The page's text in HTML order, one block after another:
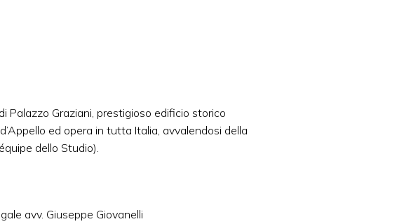
Palazzo Graziani, prestigioso edificio storico
ed opera in tutta Italia, avvalendosi della
dello Studio).
avv. Giuseppe Giovanelli